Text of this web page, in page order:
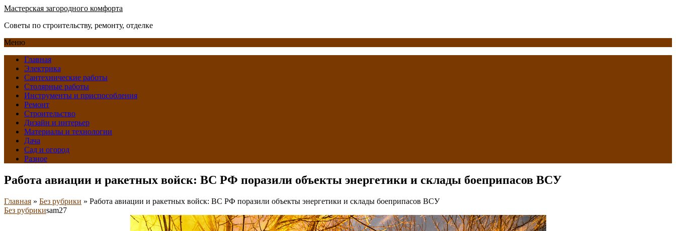
Мастерская загородного комфорта
Советы по строительству, ремонту, отделке
Меню
Главная
Электрика
Сантехнические работы
Столярные работы
Инструменты и приспособления
Ремонт
Строительство
Дизайн и интерьер
Материалы и технологии
Дача
Сад и огород
Разное
Работа авиации и ракетных войск: ВС РФ поразили объекты энергетики и склады боеприпасов ВСУ
Главная » Без рубрики » Работа авиации и ракетных войск: ВС РФ поразили объекты энергетики и склады боеприпасов ВСУ
Без рубрикиsam27